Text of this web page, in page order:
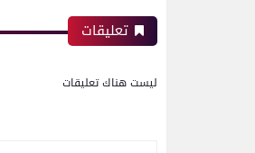
تعليقات
ليست هناك تعليقات